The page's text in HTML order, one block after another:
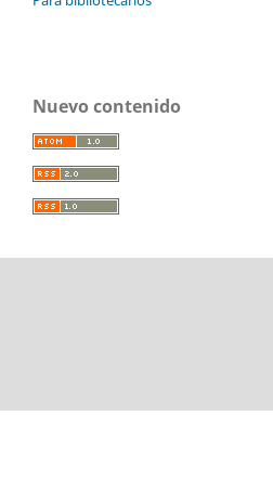
Nuevo contenido